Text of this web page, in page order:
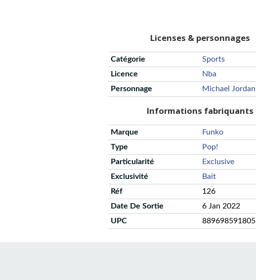
Licenses & personnages
Catégorie
Sports
Licence
Nba
Personnage
Michael Jordan
Informations fabriquants
Marque
Funko
Type
Pop!
Particularité
Exclusive
Exclusivité
Bait
Réf
126
Date De Sortie
6 Jan 2022
UPC
889698591805